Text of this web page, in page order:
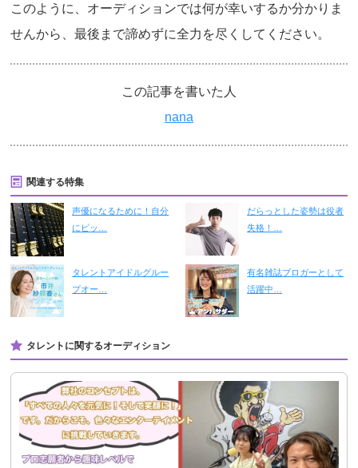
このように、オーディションでは何が幸いするか分かりま
せんから、最後まで諦めずに全力を尽くしてください。
この記事を書いた人
nana
関連する特集
声優になるために！自分
にピッ…
だらっとした姿勢は役者
失格！…
タレントアイドルグルー
プオー…
有名雑誌ブロガーとして
活躍中…
タレントに関するオーディション